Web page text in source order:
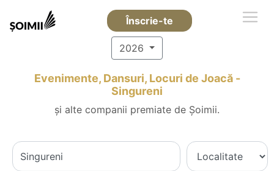
Înscrie-te
2026
Evenimente, Dansuri, Locuri de Joacă -
Singureni
și alte companii premiate de Șoimii.